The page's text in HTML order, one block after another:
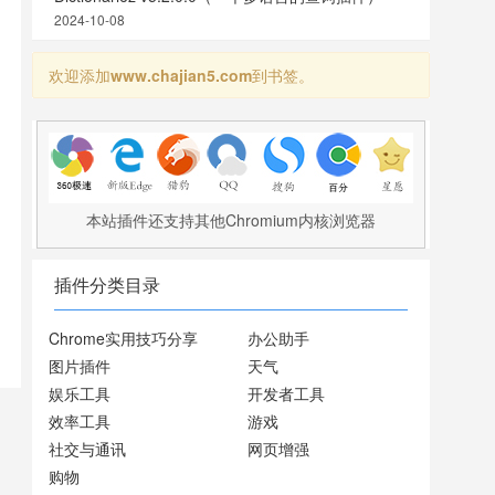
2024-10-08
欢迎添加www.chajian5.com到书签。
本站插件还支持其他Chromium内核浏览器
插件分类目录
Chrome实用技巧分享
办公助手
图片插件
天气
娱乐工具
开发者工具
效率工具
游戏
社交与通讯
网页增强
购物